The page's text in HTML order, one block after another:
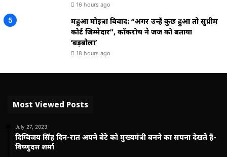
16 hours ago
महुआ मोइत्रा विवाद: “अगर उन्हें कुछ हुआ तो सुप्रीम
कोर्ट जिम्मेदार”, कॉकरोच ने जज को बताया
‘बड़बोला’
18 hours ago
Most Viewed Posts
July 27, 2023
दिग्विजय सिंह दिन-रात अपने बेटे को मुख्यमंत्री बनने का सपना देखते हैं-
विष्णुदत्त शर्मा